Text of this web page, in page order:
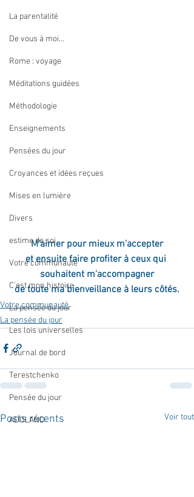
La parentalité
De vous à moi...
Rome : voyage
Méditations guidées
Méthodologie
Enseignements
Pensées du jour
Croyances et idées reçues
Mises en lumière
Divers
estime de soi
Votre communauté
C'est mon histoire
La pensée du jour
Les lois universelles
Journal de bord
Terestchenko
Pensée du jour
ADOLAND
M'aimer pour mieux m'accepter
et ensuite faire profiter à ceux qui
souhaitent m'accompagner
de toute ma bienveillance à leurs côtés.
Votre communauté
La pensée du jour
Posts récents Voir tout